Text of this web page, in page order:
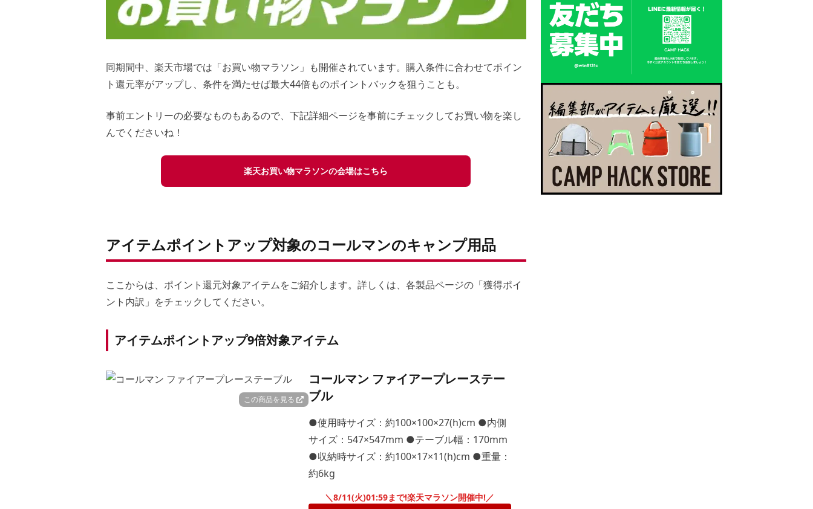
同期間中、楽天市場では「お買い物マラソン」も開催されています。購入条件に合わせてポイン
ト還元率がアップし、条件を満たせば最大44倍ものポイントバックを狙うことも。
事前エントリーの必要なものもあるので、下記詳細ページを事前にチェックしてお買い物を楽し
んでくださいね！
楽天お買い物マラソンの会場はこちら
アイテムポイントアップ対象のコールマンのキャンプ用品
ここからは、ポイント還元対象アイテムをご紹介します。詳しくは、各製品ページの「獲得ポイ
ント内訳」をチェックしてください。
アイテムポイントアップ9倍対象アイテム
この商品を見る
コールマン ファイアープレーステー
ブル
●使用時サイズ：約100×100×27(h)cm ●内側
サイズ：547×547mm ●テーブル幅：170mm
●収納時サイズ：約100×17×11(h)cm ●重量：
約6kg
＼8/11(火)01:59まで!楽天マラソン開催中!／